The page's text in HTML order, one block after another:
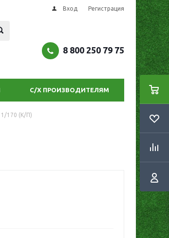
Вход Регистрация
8 800 250 79 75
С/Х ПРОИЗВОДИТЕЛЯМ
1/170 (К/П)